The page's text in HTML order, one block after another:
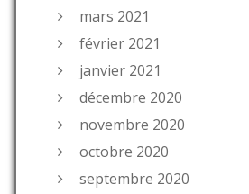
mars 2021
février 2021
janvier 2021
décembre 2020
novembre 2020
octobre 2020
septembre 2020